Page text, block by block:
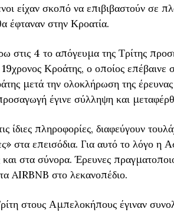
είχαν σκοπό να επιβιβαστούν σε
έφταναν στην Κροατία.
στις 4 το απόγευμα της Τρίτης
Κροάτης, ο οποίος επέβαινε
μετά την ολοκλήρωση της
έγινε σύλληψη και
ίδιες πληροφορίες, διαφεύγουν
στα επεισόδια. Για αυτό το λόγο η
και στα σύνορα. Έρευνες
AIRBNB στο λεκανοπέδιο.
στους Αμπελοκήπους έγιναν